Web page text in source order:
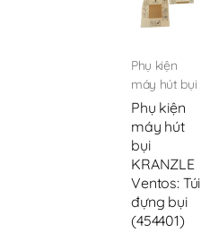
Phụ kiện
máy hút bụi
Phụ kiện
máy hút
bụi
KRANZLE
Ventos: Túi
đựng bụi
(454401)